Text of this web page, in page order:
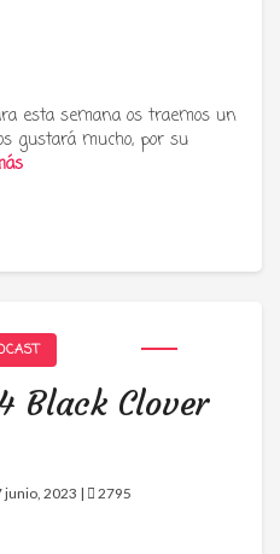
esta semana os traemos un
gustará mucho, por su
Black Clover
junio, 2023 | 2795